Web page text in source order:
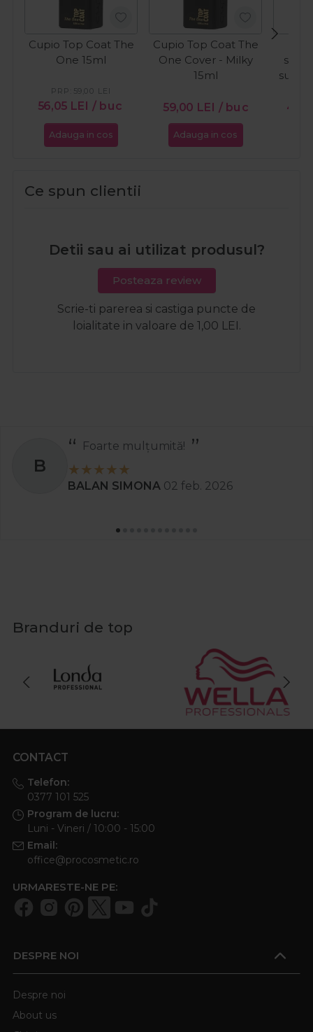
Cupio Top Coat The
One 15ml
56,05 LEI / buc
PRP: 59,00 LEI
Adauga in cos
Cupio Top Coat The
One Cover - Milky
15ml
59,00 LEI / buc
Adauga in cos
Ce spun clientii
Detii sau ai utilizat produsul?
Posteaza review
Scrie-ti parerea si castiga puncte de
loialitate in valoare de 1,00 LEI.
S
Recomand
Stanciu Aura Andreea 02 apr. 2025
Branduri de top
CONTACT
Telefon:
0377 101 525
Program de lucru:
Luni - Vineri / 10:00 - 15:00
Email:
office@procosmetic.ro
URMARESTE-NE PE:
DESPRE NOI
Despre noi
About us